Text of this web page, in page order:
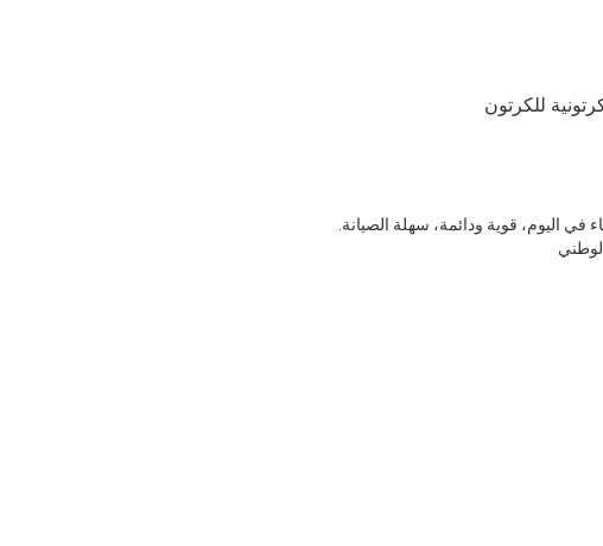
للكرتون